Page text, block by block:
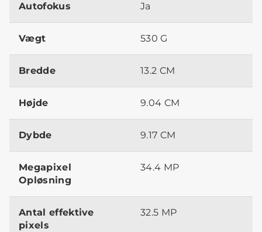
Autofokus Ja
Vægt 530 G
Bredde 13.2 CM
Højde 9.04 CM
Dybde 9.17 CM
Megapixel
Opløsning
34.4 MP
Antal effektive
pixels
32.5 MP